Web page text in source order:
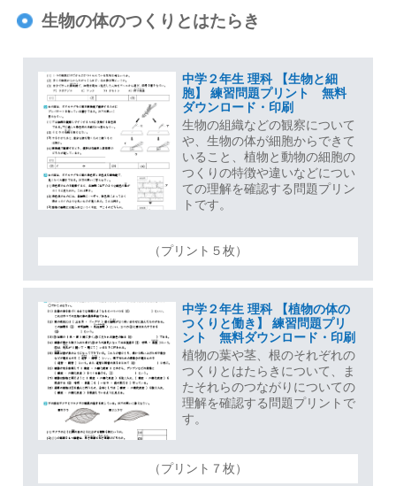
生物の体のつくりとはたらき
中学２年生 理科 【生物と細
胞】 練習問題プリント 無料
ダウンロード・印刷
生物の組織などの観察について
や、生物の体が細胞からできて
いること、植物と動物の細胞の
つくりの特徴や違いなどについ
ての理解を確認する問題プリン
トです。
（プリント５枚）
中学２年生 理科 【植物の体の
つくりと働き】 練習問題プリ
ント 無料ダウンロード・印刷
植物の葉や茎、根のそれぞれの
つくりとはたらきについて、ま
たそれらのつながりについての
理解を確認する問題プリントで
す。
（プリント７枚）